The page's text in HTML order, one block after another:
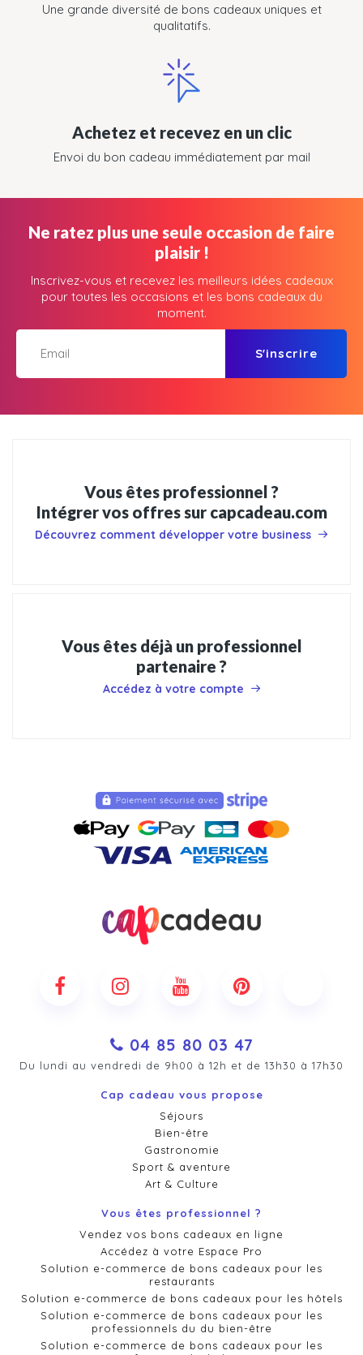
Une grande diversité de bons cadeaux uniques et
qualitatifs.
Achetez et recevez en un clic
Envoi du bon cadeau immédiatement par mail
Ne ratez plus une seule occasion de faire
plaisir !
Inscrivez-vous et recevez les meilleurs idées cadeaux
pour toutes les occasions et les bons cadeaux du
moment.
S'inscrire
Vous êtes professionnel ?
Intégrer vos offres sur capcadeau.com
Découvrez comment développer votre business
Vous êtes déjà un professionnel
partenaire ?
Accédez à votre compte
04 85 80 03 47
Du lundi au vendredi de 9h00 à 12h et de 13h30 à 17h30
Cap cadeau vous propose
Séjours
Bien-être
Gastronomie
Sport & aventure
Art & Culture
Vous êtes professionnel ?
Vendez vos bons cadeaux en ligne
Accédez à votre Espace Pro
Solution e-commerce de bons cadeaux pour les
restaurants
Solution e-commerce de bons cadeaux pour les hôtels
Solution e-commerce de bons cadeaux pour les
professionnels du du bien-être
Solution e-commerce de bons cadeaux pour les